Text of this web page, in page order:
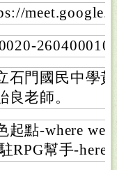
260400010
石門國民中學
良老師。
起點-where we
RPG幫手-here